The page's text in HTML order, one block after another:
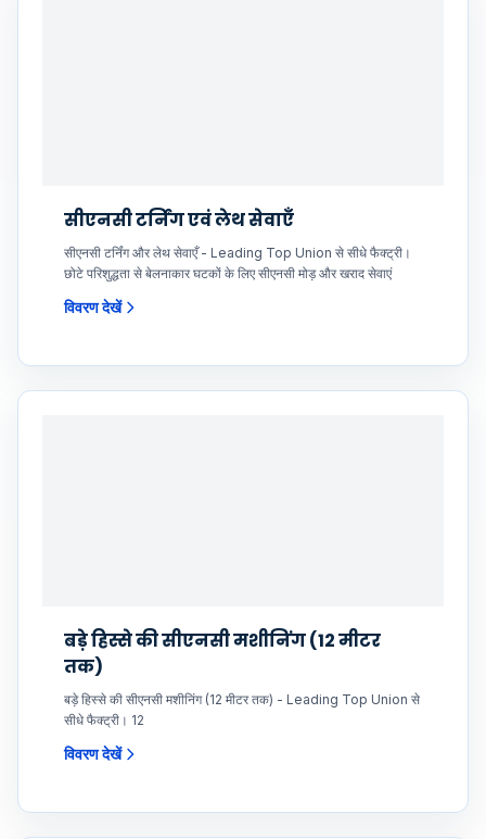
सीएनसी टर्निंग एवं लेथ सेवाएँ
सीएनसी टर्निंग और लेथ सेवाएँ - Leading Top Union से सीधे फैक्ट्री।
छोटे परिशुद्धता से बेलनाकार घटकों के लिए सीएनसी मोड़ और खराद सेवाएं
विवरण देखें
बड़े हिस्से की सीएनसी मशीनिंग (12 मीटर
तक)
बड़े हिस्से की सीएनसी मशीनिंग (12 मीटर तक) - Leading Top Union से
सीधे फैक्ट्री। 12
विवरण देखें